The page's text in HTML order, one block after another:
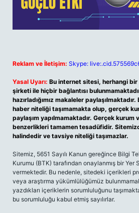
Reklam ve İletişim: Skype:
Yasal Uyarı: Bu internet sitesi, herhangi bir
şirketi ile hiçbir bağlantısı
hazırladığımız makaleler
haber niteliği taşımamakta olup, gerçek
paylaşım yapılmamaktadır. Gerçek kurum
benzerlikleri tamamen tesadüfidir.
halindedir ve tavsiye niteliği taşımazlar.
Sitemiz, 5651 Sayılı Kanun gereğince Bilgi
Kurumu (BTK) tarafından onaylanmış bir Yer
vermektedir. Bu nedenle, sitedeki içerikleri
veya araştırma yükümlülüğümüz
yazdıkları içeriklerin sorumluluğunu
bu sorumluluğu kabul etmiş sayılırlar.